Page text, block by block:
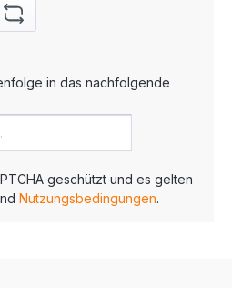
in das nachfolgende
geschützt und es gelten
Nutzungsbedingungen.